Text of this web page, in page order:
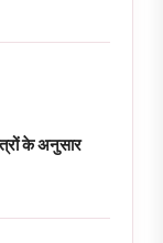
के अनुसार